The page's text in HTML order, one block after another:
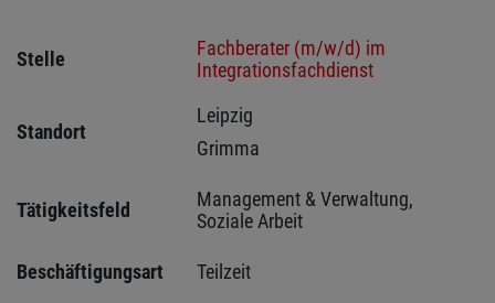
Stelle
Fachberater (m/w/d) im
Integrationsfachdienst
Standort
Leipzig
Grimma
Tätigkeitsfeld
Management & Verwaltung,
Soziale Arbeit
Beschäftigungsart Teilzeit